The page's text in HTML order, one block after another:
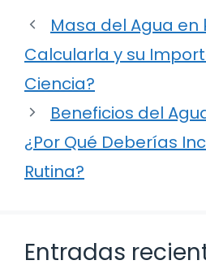
Masa del Agua en
Calcularla y su
Ciencia?
Beneficios del
¿Por Qué Deberías
Rutina?
Entradas